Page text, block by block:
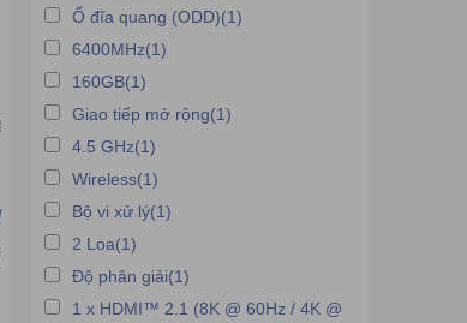
Ổ đĩa quang (ODD)(1)
6400MHz(1)
160GB(1)
Giao tiếp mở rộng(1)
4.5 GHz(1)
Wireless(1)
Bộ vi xử lý(1)
2 Loa(1)
Độ phân giải(1)
1 x HDMI™ 2.1 (8K @ 60Hz / 4K @